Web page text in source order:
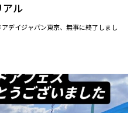
アル
デイジャパン東京、無事に終了しまし